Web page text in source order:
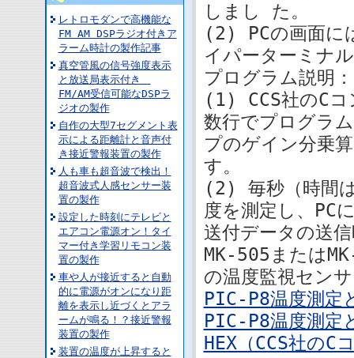
レトロモダンで高機能な
FM AM DSPラジオ付きア
ラーム時計の製作記事
真空管風の信号強度表示
と放送局表示付き
FM/AM受信可能なDSPラ
ジオの製作
自作の大型7セグメント表
示による距離計と音声付
き接近警報装置の製作
人も車も超音波で検出！
超音波式人感センサー装
置の製作
設定した時刻にテレビと
エアコン電源オン！タイ
マー付き学習リモコン装
置の製作
車や人が接近すると自動
的に電源がオンになり距
離を表示し近づくとアラ
ームが鳴る！？接近警報
装置の製作
装置の温度が上昇すると
しまし た。
(2) PCの画面に
イパーターミナ
プログラム説明：
(1) CCS社のCコ
数行でプログラ
プのゲイン分乗
す。
(2) 毎秒（時間
度を測定し、PC
送付データの送
MK-505または
の温度監視セン
PIC-P8温度測定
PIC-P8温度測定
HEX（CCS社のC